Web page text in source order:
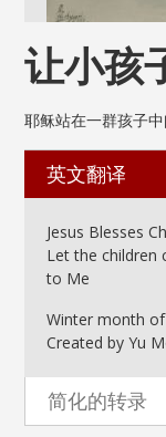
让小孩
耶稣站在一群孩子
英文翻译
Jesus Blesses
Let the children
to Me
Winter month
Created by Yu
简化的转录